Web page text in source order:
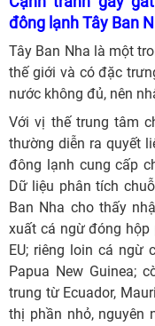
đông lạnh Tây Ban
Tây Ban Nha là một
thế giới và có đặc
nước không đủ, nên
Với vị thế trung tâm
thường diễn ra quyết
đông lạnh cung cấp
Dữ liệu phân tích
Ban Nha cho thấy
xuất cá ngừ đóng hộp
EU; riêng loin cá ngừ
Papua New Guinea;
trung từ Ecuador,
thị phần nhỏ, nguyên